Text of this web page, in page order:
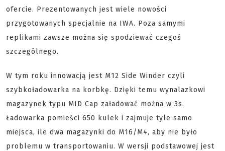
ofercie. Prezentowanych jest wiele nowości
przygotowanych specjalnie na IWA. Poza samymi
replikami zawsze można się spodziewać czegoś
szczególnego.
W tym roku innowacją jest M12 Side Winder czyli
szybkoładowarka na korbkę. Dzięki temu wynalazkowi
magazynek typu MID Cap załadować można w 3s.
Ładowarka pomieści 650 kulek i zajmuje tyle samo
miejsca, ile dwa magazynki do M16/M4, aby nie było
problemu w transportowaniu. W wersji podstawowej jest